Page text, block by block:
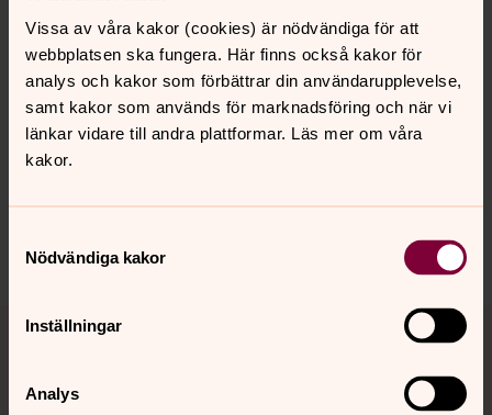
Vissa av våra kakor (cookies) är nödvändiga för att
webbplatsen ska fungera. Här finns också kakor för
analys och kakor som förbättrar din användarupplevelse,
samt kakor som används för marknadsföring och när vi
länkar vidare till andra plattformar. Läs mer om våra
kakor.
Nödvändiga kakor
Inställningar
Analys
stiftsantikvarie
Synpunkter eller frågor på sidans
innehåll?
skara.stift@svenskakyrkan.se
Tillbaka till toppen
Tillbaka till innehållet